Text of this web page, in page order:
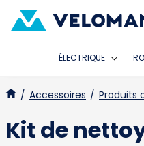
ÉLECTRIQUE
/ Accessoires / Produits
Kit de